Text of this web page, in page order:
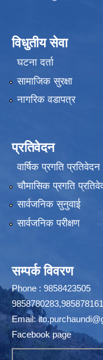
विधुतीय सेवा
घटना दर्ता
सामाजिक सुरक्षा
नागरिक वडापत्र
प्रतिवेदन
वार्षिक प्रगति प्रतिवेदन
चौमासिक प्रगति
सार्वजनिक सुनुवाई
सार्वजनिक परीक्षण
सम्पर्क विवरण
Phone : 9858423505
Email:
Facebook page